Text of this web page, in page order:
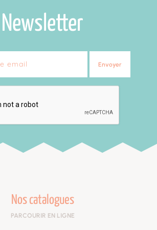
Newsletter
Envoyer
Nos catalogues
PARCOURIR EN LIGNE